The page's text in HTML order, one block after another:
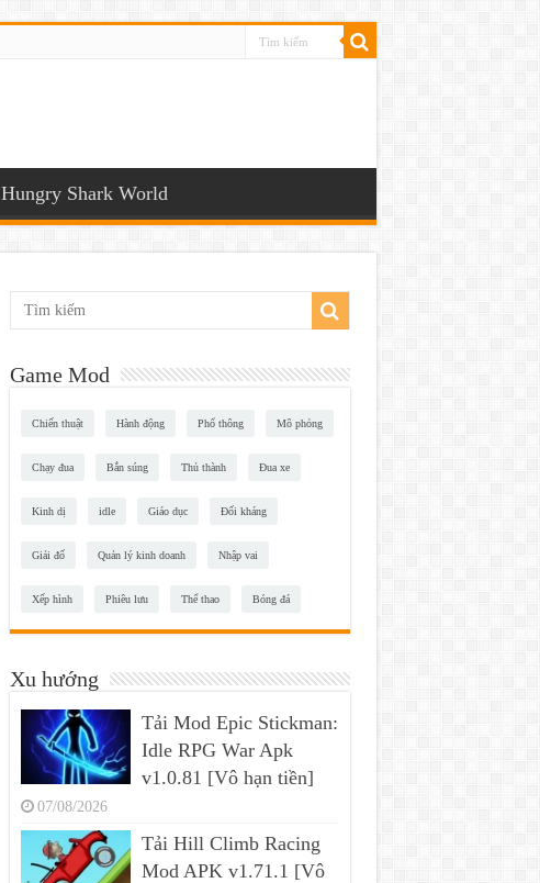
Hungry Shark World
Game Mod
Chiến thuật Hành động Phổ thông Mô phỏng
Chạy đua Bắn súng Thủ thành Đua xe
Kinh dị idle Giáo dục Đối kháng
Giải đố Quản lý kinh doanh Nhập vai
Xếp hình Phiêu lưu Thể thao Bóng đá
Xu hướng
Tải Mod Epic Stickman:
Idle RPG War Apk
v1.0.81 [Vô hạn tiền]
07/08/2026
Tải Hill Climb Racing
Mod APK v1.71.1 [Vô